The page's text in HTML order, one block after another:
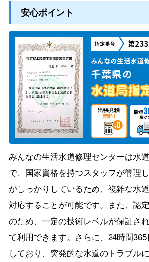
安心ポイント
みんなの生活水道修理センターは水
で、国家資格を持つスタッフが管理
がしっかりしているため、複雑な水
対応することが可能です。また、認
のため、一定の技術レベルが保証さ
て利用できます。さらに、24時間
しており、突発的な水道のトラブル